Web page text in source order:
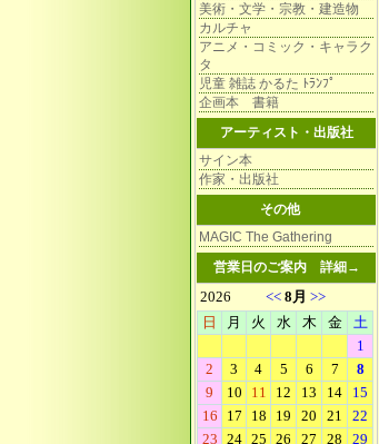
美術・文学・宗教・建造物
カルチャ
アニメ・コミック・キャラク
タ
児童 雑誌 かるた ﾄﾗﾝﾌﾟ
企画本 書籍
アーティスト・出版社
サイン本
作家・出版社
その他
MAGIC The Gathering
営業日のご案内 詳細→